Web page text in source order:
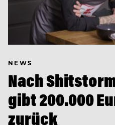
NEWS
Nach
gibt 200.000
zurück